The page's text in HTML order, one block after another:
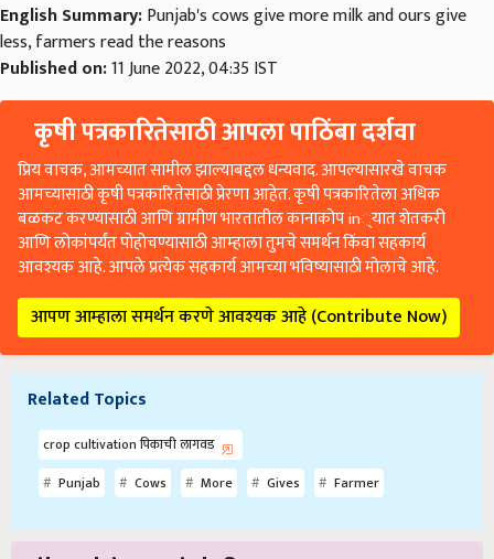
English Summary:Punjab's cows give more milk and ours give
less, farmers read the reasons
Published on:11 June 2022, 04:35 IST
कृषी पत्रकारितेसाठी आपला पाठिंबा दर्शवा
प्रिय वाचक, आमच्यात सामील झाल्याबद्दल धन्यवाद. आपल्यासारखे वाचक
आमच्यासाठी कृषी पत्रकारितेसाठी प्रेरणा आहेत. कृषी पत्रकारितेला अधिक
बळकट करण्यासाठी आणि ग्रामीण भारतातील कानाकोप in्यात शेतकरी
आणि लोकांपर्यंत पोहोचण्यासाठी आम्हाला तुमचे समर्थन किंवा सहकार्य
आवश्यक आहे. आपले प्रत्येक सहकार्य आमच्या भविष्यासाठी मोलाचे आहे.
आपण आम्हाला समर्थन करणे आवश्यक आहे (Contribute Now)
Related Topics
crop cultivation पिकाची लागवड
Punjab
Cows More Gives Farmer